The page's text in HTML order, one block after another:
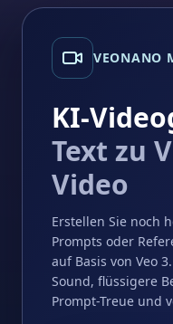
VEONANO
KI-
Text zu
Video
Erstellen Sie noch
Prompts oder
auf Basis von Veo
Sound, flüssigere
Prompt-Treue und